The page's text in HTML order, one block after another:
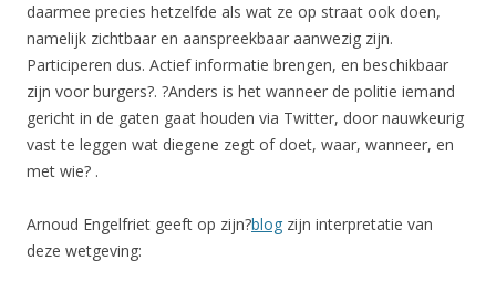
daarmee precies hetzelfde als wat ze op straat ook doen,
namelijk zichtbaar en aanspreekbaar aanwezig zijn.
Participeren dus. Actief informatie brengen, en beschikbaar
zijn voor burgers?. ?Anders is het wanneer de politie iemand
gericht in de gaten gaat houden via Twitter, door nauwkeurig
vast te leggen wat diegene zegt of doet, waar, wanneer, en
met wie? .
Arnoud Engelfriet geeft op zijn?blog zijn interpretatie van
deze wetgeving: